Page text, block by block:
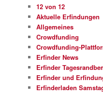
12 von 12
Aktuelle Erfindungen
Allgemeines
Crowdfunding
Crowdfunding-
Erfinder News
Erfinder
Erfinder und
Erfinderladen